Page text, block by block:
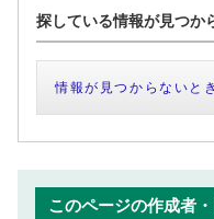
探している情報が見つか
情報が見つからないと
このページの作成者